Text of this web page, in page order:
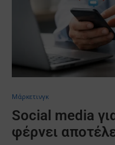
Μάρκετινγκ
Social media
φέρνει